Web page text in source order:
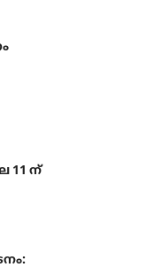
11 ന്